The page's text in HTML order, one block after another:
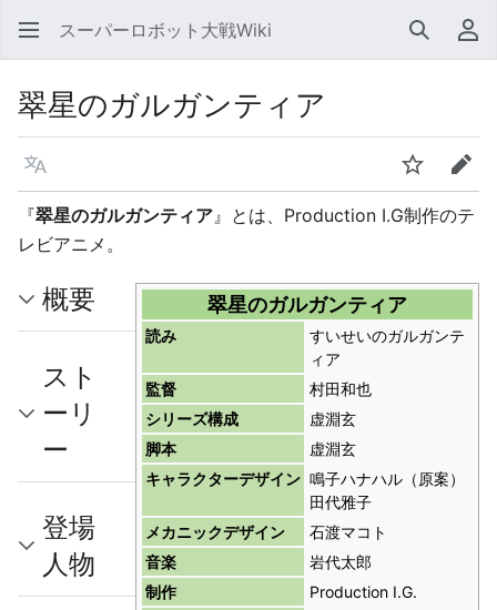
スーパーロボット大戦Wiki 検索 利
翠星のガルガンティア
言語 ウォッチ編集
『翠星のガルガンティア』とは、Production I.G制作のテ
レビアニメ。
翠星のガルガンティア
読み
すいせいのガルガンテ
ィア
監督
村田和也
シリーズ構成
虚淵玄
脚本
虚淵玄
キャラクターデザイン 鳴子ハナハル（原案）
田代雅子
メカニックデザイン
石渡マコト
音楽
岩代太郎
制作
Production I.G.
概要
スト
ーリ
ー
登場
人物